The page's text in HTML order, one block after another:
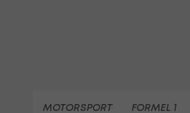
MOTORSPORT FORMEL 1